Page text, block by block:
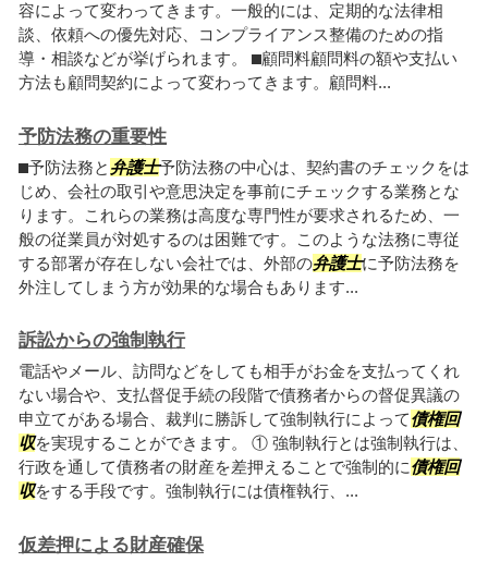
容によって変わってきます。一般的には、定期的な法律相
談、依頼への優先対応、コンプライアンス整備のための指
導・相談などが挙げられます。 ⬛︎顧問料顧問料の額や支払い
方法も顧問契約によって変わってきます。顧問料...
予防法務の重要性
⬛︎予防法務と 弁護士予防法務の中心は、契約書のチェックをは
じめ、会社の取引や意思決定を事前にチェックする業務とな
ります。これらの業務は高度な専門性が要求されるため、一
般の従業員が対処するのは困難です。このような法務に専従
する部署が存在しない会社では、外部の弁護士に予防法務を
外注してしまう方が効果的な場合もあります...
訴訟からの強制執行
電話やメール、訪問などをしても相手がお金を支払ってくれ
ない場合や、支払督促手続の段階で債務者からの督促異議の
申立てがある場合、裁判に勝訴して強制執行によって債権回
収を実現することができます。 ① 強制執行とは強制執行は、
行政を通して債務者の財産を差押えることで強制的に債権回
収をする手段です。強制執行には債権執行、...
仮差押による財産確保